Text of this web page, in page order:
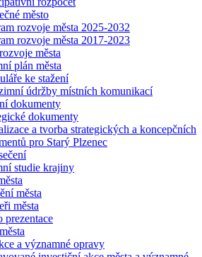
město
rozvoje města 2025-2032
rozvoje města 2017-2023
města
plán města
ke stažení
údržby místních komunikací
dokumenty
dokumenty
a tvorba strategických a koncepčních
pro Starý Plzenec
studie krajiny
města
města
prezentace
a významné opravy